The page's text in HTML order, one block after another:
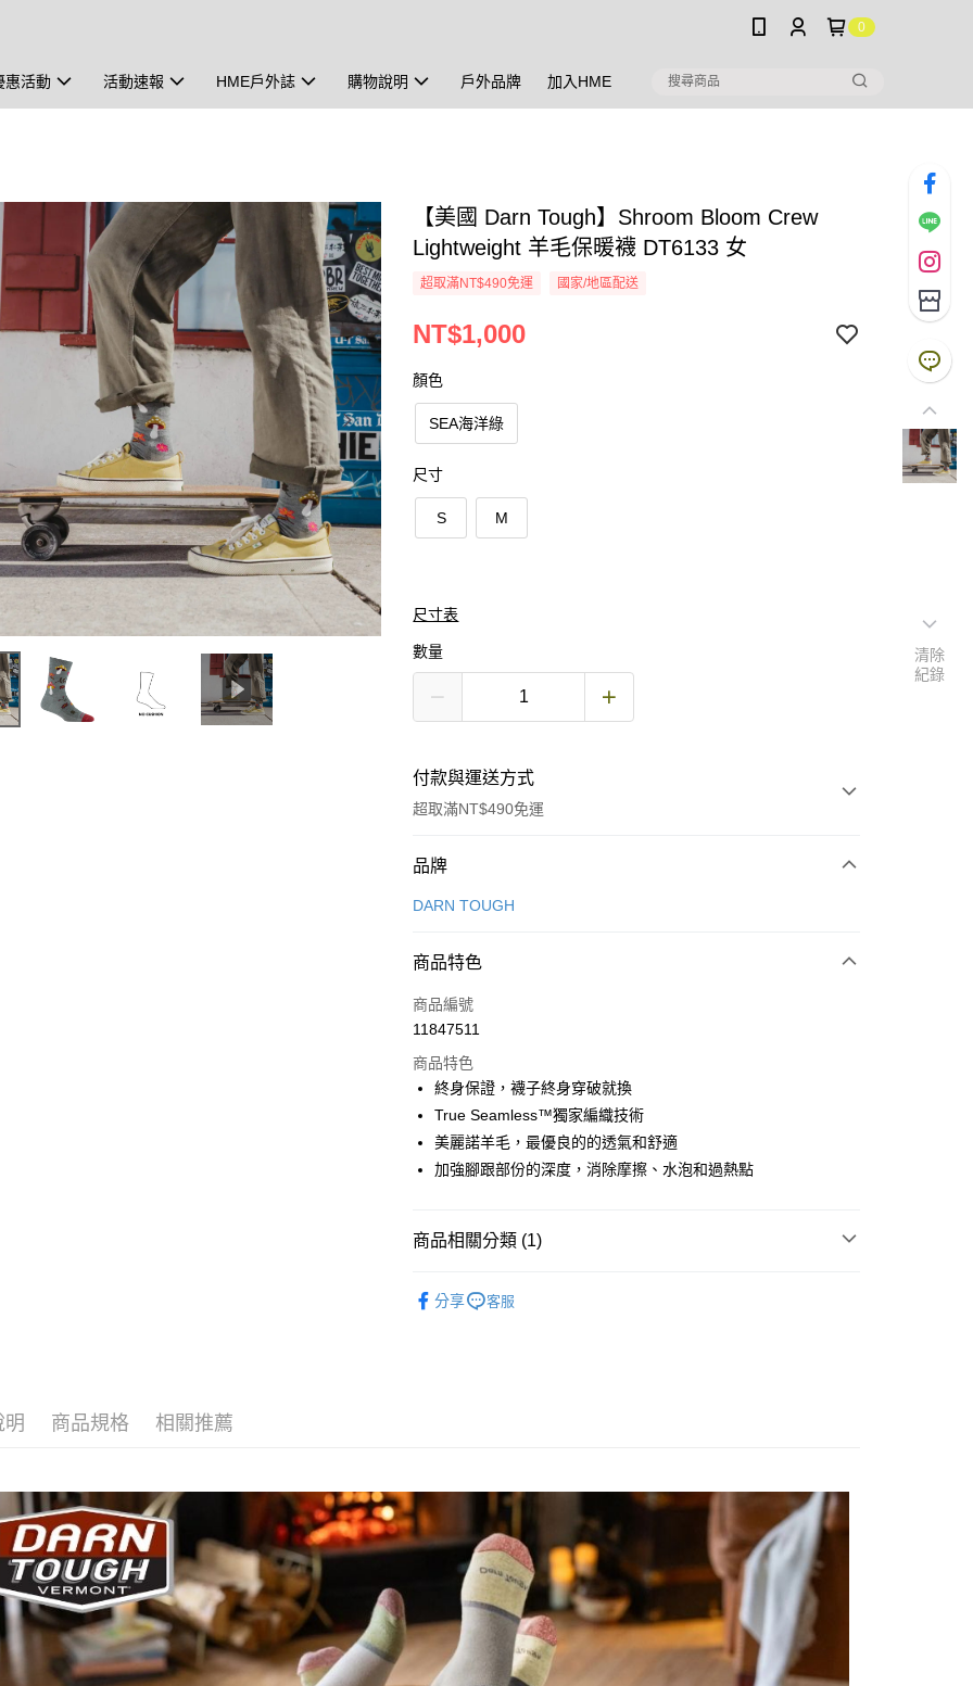
0
惠活動 活動速報 HME戶外誌 購物說明 戶外品牌 加入HME
【美國 Darn Tough】Shroom Bloom Crew
Lightweight 羊毛保暖襪 DT6133 女
超取滿NT$490免運 國家/地區配送
NT$1,000
顏色
SEA海洋綠
尺寸
S M
尺寸表
數量
付款與運送方式
超取滿NT$490免運
付款方式
信用卡一次付款
合作金庫商業銀行
華南商業銀行
上海商業儲蓄銀行
國泰世華商業銀行
聯邦商業銀行
遠東國際商業銀行
元大商業銀行
永豐商業銀行
台灣樂天信用卡公司
超商取貨付款
LINE Pay
Apple Pay
ATM付款
全家取貨付款
每筆NT$60，滿NT$490(含以上)免運費
宅配
每筆NT$80，滿NT$490(含以上)免運費
離島宅配
每筆NT$80，滿NT$490(含以上)免運費
付款後門市自取
品牌
DARN TOUGH
商品特色
商品編號
11847511
商品特色
終身保證，襪子終身穿破就換
True Seamless™獨家編織技術
美麗諾羊毛，最優良的的透氣和舒適
加強腳跟部份的深度，消除摩擦、水泡和過熱點
商品相關分類 (1)
分享
客服
明 商品規格 相關推薦
清除
紀錄